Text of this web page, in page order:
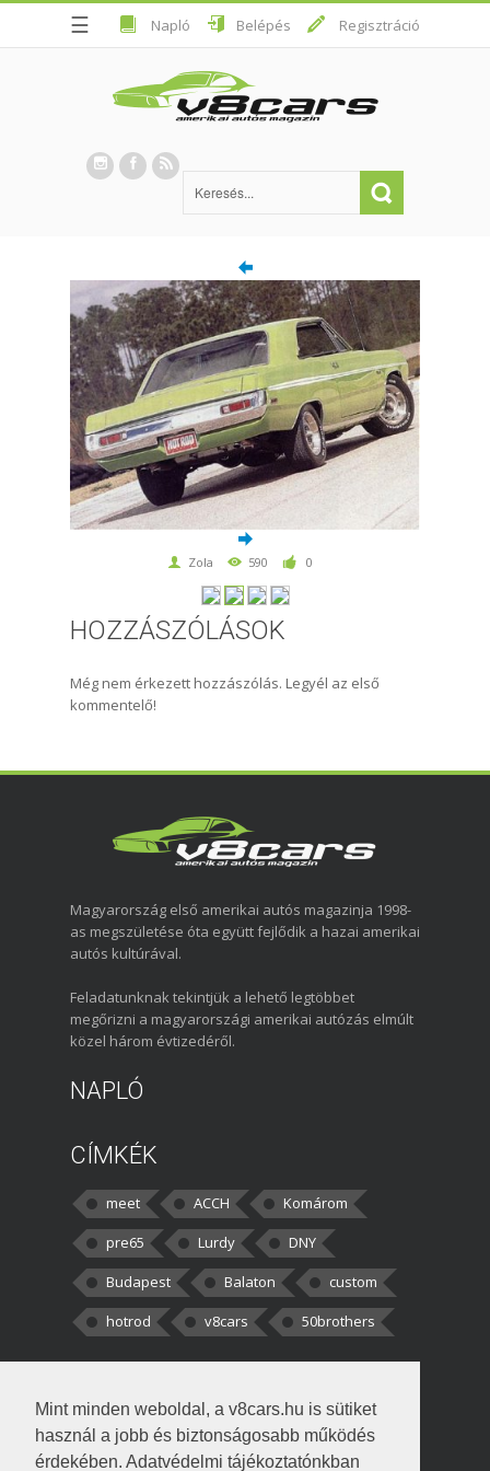
Mint minden weboldal, a v8cars.hu is sütiket
használ a jobb és biztonságosabb működés
érdekében. Adatvédelmi tájékoztatónkban
☰ Napló Belépés Regisztráció
Zola 590 0
HOZZÁSZÓLÁSOK
Még nem érkezett hozzászólás. Legyél az első
kommentelő!
Magyarország első amerikai autós magazinja 1998-
as megszületése óta együtt fejlődik a hazai amerikai
autós kultúrával.
Feladatunknak tekintjük a lehető legtöbbet
megőrizni a magyarországi amerikai autózás elmúlt
közel három évtizedéről.
NAPLÓ
CÍMKÉK
meet ACCH
Komárom
pre65
Lurdy
DNY
Budapest
Balaton
custom
hotrod
v8cars 50brothers
kortisz:Elszúrtam! Én csak két
darabbaal számoltam. Nem tudtam, hogy fél autót,